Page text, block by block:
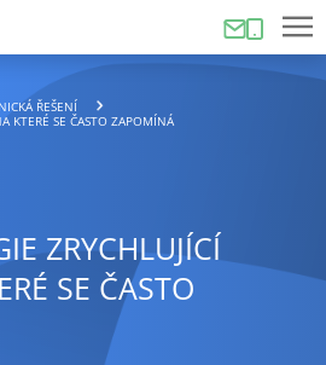
ŘEŠENÍ
KTERÉ SE ČASTO ZAPOMÍNÁ
ZRYCHLUJÍCÍ
SE ČASTO